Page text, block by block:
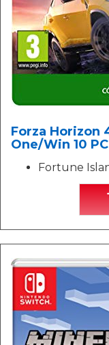
Forza Horizon
One/Win 10
Fortune